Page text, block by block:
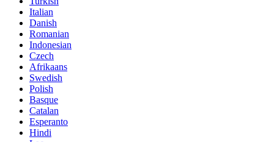
Italian
Danish
Romanian
Indonesian
Czech
Afrikaans
Swedish
Polish
Basque
Catalan
Esperanto
Hindi